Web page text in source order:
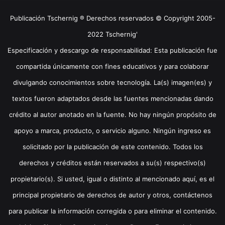
Publicación Tschernig ® Derechos reservados © Copyright 2005-
2022 Tschernig'
Especificación y descargo de responsabilidad: Esta publicación fue
compartida únicamente con fines educativos y para colaborar
divulgando conocimientos sobre tecnología. La(s) imagen(es) y
textos fueron adaptados desde las fuentes mencionadas dando
crédito al autor anotado en la fuente. No hay ningún propósito de
apoyo a marca, producto, o servicio alguno. Ningún ingreso es
solicitado por la publicación de este contenido. Todos los
derechos y créditos están reservados a su(s) respectivo(s)
propietario(s). Si usted, igual o distinto al mencionado aquí, es el
principal propietario de derechos de autor y otros, contáctenos
para publicar la información corregida o para eliminar el contenido.